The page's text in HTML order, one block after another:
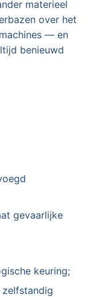
materieel
over het
— en
benieuwd
gevaarlijke
keuring;